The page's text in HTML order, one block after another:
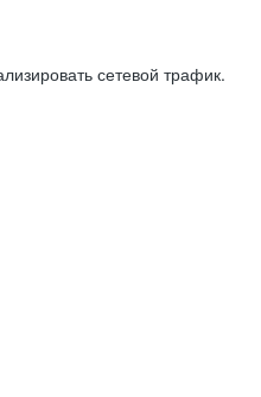
сетевой трафик.